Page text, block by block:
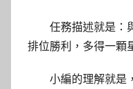
任務描述就是：
排位勝利，多得一顆
小編的理解就是